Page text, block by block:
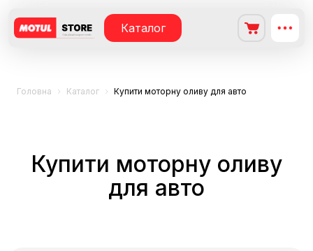
Каталог
Головна Каталог Купити моторну оливу для авто
Купити моторну оливу
для авто